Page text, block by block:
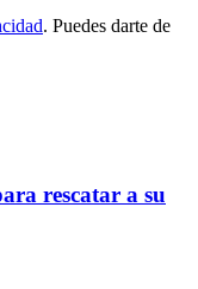
. Puedes darte de
rescatar a su